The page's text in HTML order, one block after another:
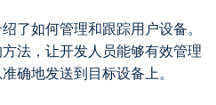
了如何管理和跟踪用户设备。
法，让开发人员能够有效管理
确地发送到目标设备上。